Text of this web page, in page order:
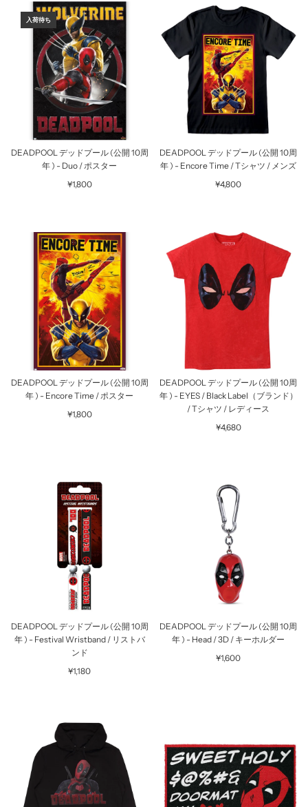
入荷待ち
DEADPOOL デッドプール (公開 10周
年 ) - Duo / ポスター
¥1,800
DEADPOOL デッドプール (公開 10周
年 ) - Encore Time / Tシャツ / メンズ
¥4,800
DEADPOOL デッドプール (公開 10周
年 ) - Encore Time / ポスター
¥1,800
DEADPOOL デッドプール (公開 10周
年 ) - EYES / Black Label（ブランド）
/ Tシャツ / レディース
¥4,680
DEADPOOL デッドプール (公開 10周
年 ) - Festival Wristband / リストバ
ンド
¥1,180
DEADPOOL デッドプール (公開 10周
年 ) - Head / 3D / キーホルダー
¥1,600